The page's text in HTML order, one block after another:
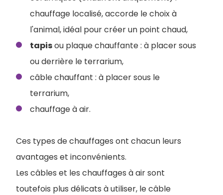
chauffage localisé, accorde le choix à
l'animal, idéal pour créer un point chaud,
tapisou plaque chauffante : à placer sous
ou derrière le terrarium,
câble chauffant : à placer sous le
terrarium,
chauffage à air.
Ces types de chauffages ont chacun leurs
avantages et inconvénients.
Les câbles et les chauffages à air sont
toutefois plus délicats à utiliser, le câble